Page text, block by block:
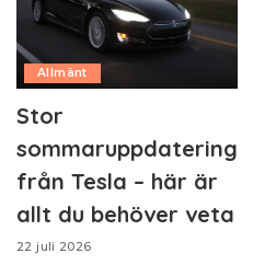
Allmänt
Stor
sommaruppdatering
från Tesla – här är
allt du behöver veta
22 juli 2026